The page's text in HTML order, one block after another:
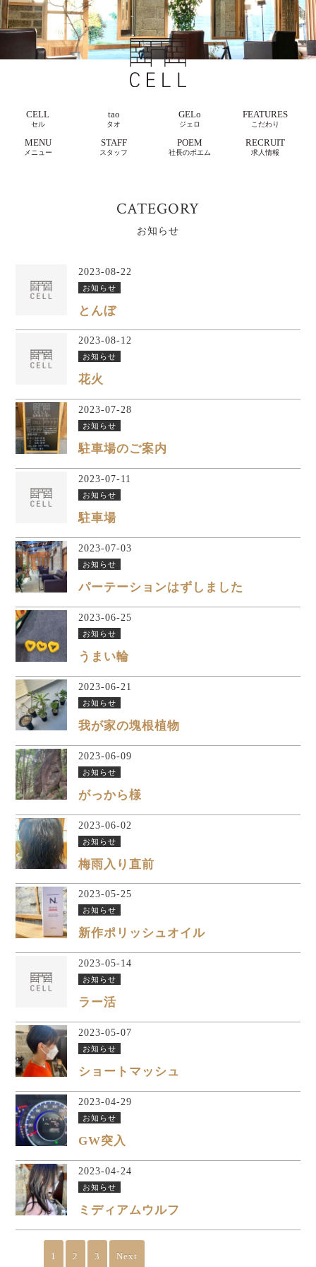
CELL
セル
tao
タオ
GELo
ジェロ
FEATURES
こだわり
MENU
メニュー
STAFF
スタッフ
POEM
社長のポエム
RECRUIT
求人情報
CATEGORY
お知らせ
2023-08-22
お知らせ
とんぼ
2023-08-12
お知らせ
花火
2023-07-28
お知らせ
駐車場のご案内
2023-07-11
お知らせ
駐車場
2023-07-03
お知らせ
パーテーションはずしました
2023-06-25
お知らせ
うまい輪
2023-06-21
お知らせ
我が家の塊根植物
2023-06-09
お知らせ
がっから様
2023-06-02
お知らせ
梅雨入り直前
2023-05-25
お知らせ
新作ポリッシュオイル
2023-05-14
お知らせ
ラー活
2023-05-07
お知らせ
ショートマッシュ
2023-04-29
お知らせ
GW突入
2023-04-24
お知らせ
ミディアムウルフ
1 2 3 Next